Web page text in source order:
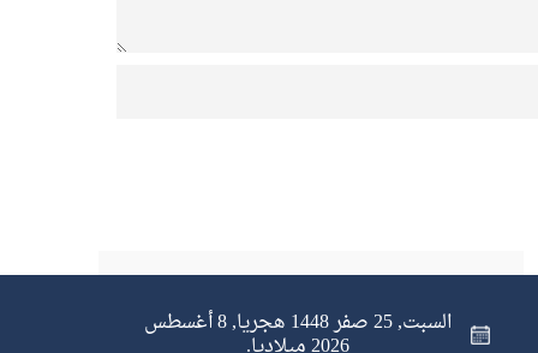
السبت, 25 صفر 1448 هجريا, 8 أغسطس